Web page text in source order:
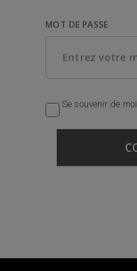
MOT DE PASSE
Se souvenir de moi